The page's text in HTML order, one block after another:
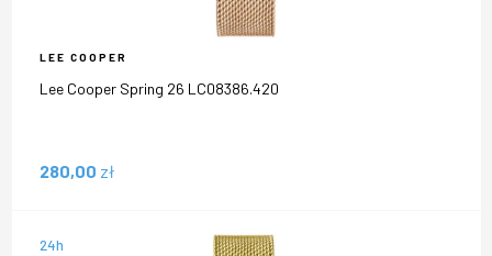
LEE COOPER
Lee Cooper Spring 26 LC08386.420
280,00 zł
24h